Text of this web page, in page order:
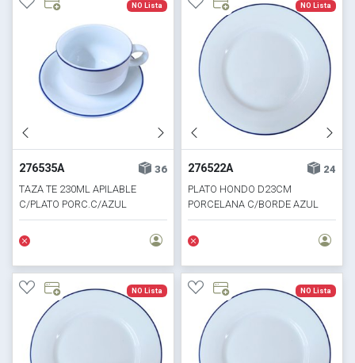
276535A
36
TAZA TE 230ML APILABLE
C/PLATO PORC.C/AZUL
HORECA SELECTA
NO Lista
276522A
24
PLATO HONDO D23CM
PORCELANA C/BORDE AZUL
HORECA SELECTA
NO Lista
NO Lista NO Lista